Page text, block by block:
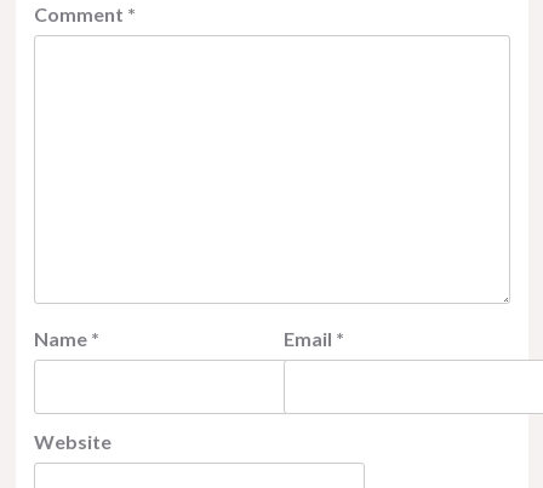
Comment *
Name * Email *
Website